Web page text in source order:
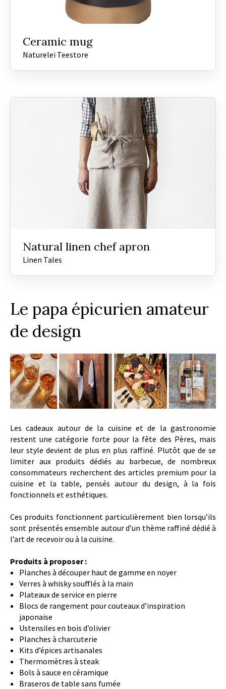
Ceramic mug
Naturelei Teestore
Natural linen chef apron
Linen Tales
Le papa épicurien amateur
de design
Les cadeaux autour de la cuisine et de la gastronomie
restent une catégorie forte pour la fête des Pères, mais
leur style devient de plus en plus raffiné. Plutôt que de se
limiter aux produits dédiés au barbecue, de nombreux
consommateurs recherchent des articles premium pour la
cuisine et la table, pensés autour du design, à la fois
fonctionnels et esthétiques.
Ces produits fonctionnent particulièrement bien lorsqu’ils
sont présentés ensemble autour d’un thème raffiné dédié à
l’art de recevoir ou à la cuisine.
Produits à proposer :
Planches à découper haut de gamme en noyer
Verres à whisky soufflés à la main
Plateaux de service en pierre
Blocs de rangement pour couteaux d’inspiration
japonaise
Ustensiles en bois d’olivier
Planches à charcuterie
Kits d’épices artisanales
Thermomètres à steak
Bols à sauce en céramique
Braseros de table sans fumée